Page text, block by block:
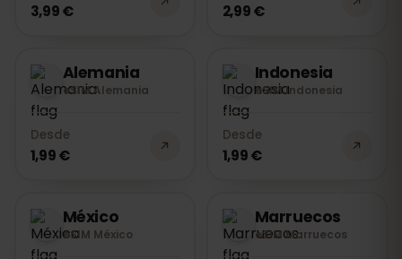
3,99 € 2,99 €
Alemania
eSIM Alemania
Desde
1,99 €
Indonesia
eSIM Indonesia
Desde
1,99 €
México
eSIM México
Marruecos
eSIM Marruecos